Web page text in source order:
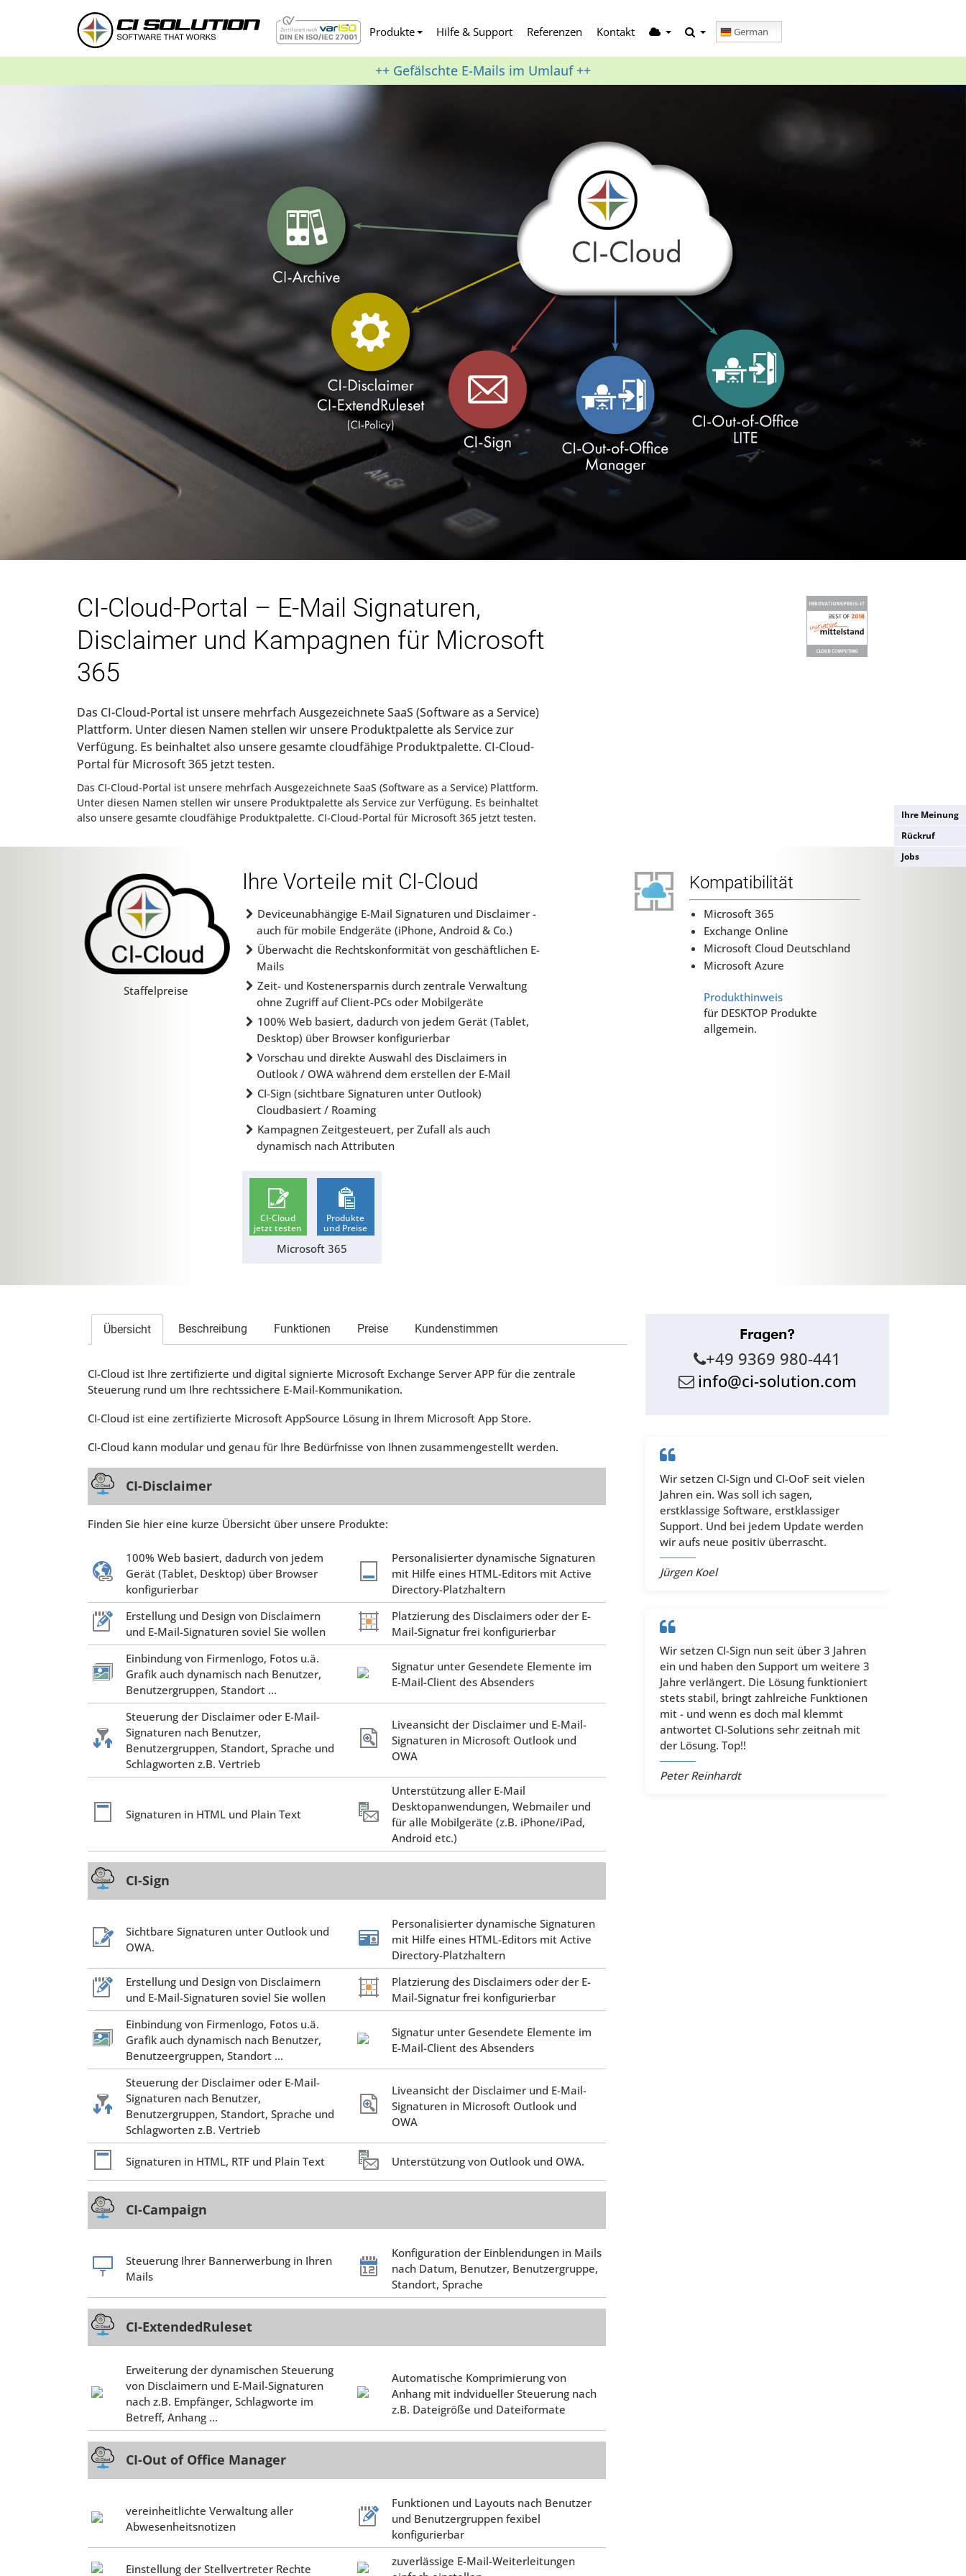
Produkte Hilfe & Support Referenzen Kontakt German
++ Gefälschte E-Mails im Umlauf ++
CI-Cloud-Portal – E-Mail Signaturen,
Disclaimer und Kampagnen für Microsoft
365
Das CI-Cloud-Portal ist unsere mehrfach Ausgezeichnete SaaS (Software as a Service)
Plattform. Unter diesen Namen stellen wir unsere Produktpalette als Service zur
Verfügung. Es beinhaltet also unsere gesamte cloudfähige Produktpalette. CI-Cloud-
Portal für Microsoft 365 jetzt testen.
Das CI-Cloud-Portal ist unsere mehrfach Ausgezeichnete SaaS (Software as a Service) Plattform.
Unter diesen Namen stellen wir unsere Produktpalette als Service zur Verfügung. Es beinhaltet
also unsere gesamte cloudfähige Produktpalette. CI-Cloud-Portal für Microsoft 365 jetzt testen.
Staffelpreise
Ihre Vorteile mit CI-Cloud
Deviceunabhängige E-Mail Signaturen und Disclaimer -
auch für mobile Endgeräte (iPhone, Android & Co.)
Überwacht die Rechtskonformität von geschäftlichen E-
Mails
Zeit- und Kostenersparnis durch zentrale Verwaltung
ohne Zugriff auf Client-PCs oder Mobilgeräte
100% Web basiert, dadurch von jedem Gerät (Tablet,
Desktop) über Browser konfigurierbar
Vorschau und direkte Auswahl des Disclaimers in
Outlook / OWA während dem erstellen der E-Mail
CI-Sign (sichtbare Signaturen unter Outlook)
Cloudbasiert / Roaming
Kampagnen Zeitgesteuert, per Zufall als auch
dynamisch nach Attributen
CI-Cloud
jetzt testen
Produkte
und Preise
Microsoft 365
Kompatibilität
Microsoft 365
Exchange Online
Microsoft Cloud Deutschland
Microsoft Azure
Produkthinweis
für DESKTOP Produkte
allgemein.
Übersicht
Beschreibung Funktionen Preise Kundenstimmen
CI-Cloud ist Ihre zertifizierte und digital signierte Microsoft Exchange Server APP für die zentrale
Steuerung rund um Ihre rechtssichere E-Mail-Kommunikation.
CI-Cloud ist eine zertifizierte Microsoft AppSource Lösung in Ihrem Microsoft App Store.
CI-Cloud kann modular und genau für Ihre Bedürfnisse von Ihnen zusammengestellt werden.
CI-Disclaimer
Finden Sie hier eine kurze Übersicht über unsere Produkte:
100% Web basiert, dadurch von jedem
Gerät (Tablet, Desktop) über Browser
konfigurierbar
Personalisierter dynamische Signaturen
mit Hilfe eines HTML-Editors mit Active
Directory-Platzhaltern
Erstellung und Design von Disclaimern
und E-Mail-Signaturen soviel Sie wollen
Platzierung des Disclaimers oder der E-
Mail-Signatur frei konfigurierbar
Einbindung von Firmenlogo, Fotos u.ä.
Grafik auch dynamisch nach Benutzer,
Benutzergruppen, Standort ...
Signatur unter Gesendete Elemente im
E-Mail-Client des Absenders
Steuerung der Disclaimer oder E-Mail-
Signaturen nach Benutzer,
Benutzergruppen, Standort, Sprache und
Schlagworten z.B. Vertrieb
Liveansicht der Disclaimer und E-Mail-
Signaturen in Microsoft Outlook und
OWA
Signaturen in HTML und Plain Text
Unterstützung aller E-Mail
Desktopanwendungen, Webmailer und
für alle Mobilgeräte (z.B. iPhone/iPad,
Android etc.)
CI-Sign
Sichtbare Signaturen unter Outlook und
OWA.
Personalisierter dynamische Signaturen
mit Hilfe eines HTML-Editors mit Active
Directory-Platzhaltern
Erstellung und Design von Disclaimern
und E-Mail-Signaturen soviel Sie wollen
Platzierung des Disclaimers oder der E-
Mail-Signatur frei konfigurierbar
Einbindung von Firmenlogo, Fotos u.ä.
Grafik auch dynamisch nach Benutzer,
Benutzeergruppen, Standort ...
Signatur unter Gesendete Elemente im
E-Mail-Client des Absenders
Steuerung der Disclaimer oder E-Mail-
Signaturen nach Benutzer,
Benutzergruppen, Standort, Sprache und
Schlagworten z.B. Vertrieb
Liveansicht der Disclaimer und E-Mail-
Signaturen in Microsoft Outlook und
OWA
Signaturen in HTML, RTF und Plain Text Unterstützung von Outlook und OWA.
CI-Campaign
Steuerung Ihrer Bannerwerbung in Ihren
Mails
Konfiguration der Einblendungen in Mails
nach Datum, Benutzer, Benutzergruppe,
Standort, Sprache
CI-ExtendedRuleset
Erweiterung der dynamischen Steuerung
von Disclaimern und E-Mail-Signaturen
nach z.B. Empfänger, Schlagworte im
Betreff, Anhang ...
Automatische Komprimierung von
Anhang mit indvidueller Steuerung nach
z.B. Dateigröße und Dateiformate
CI-Out of Office Manager
vereinheitlichte Verwaltung aller
Abwesenheitsnotizen
Funktionen und Layouts nach Benutzer
und Benutzergruppen fexibel
konfigurierbar
Einstellung der Stellvertreter Rechte
zuverlässige E-Mail-Weiterleitungen
Fragen?
+49 9369 980-441
info@ci-solution.com
Wir setzen CI-Sign und CI-OoF seit vielen
Jahren ein. Was soll ich sagen,
erstklassige Software, erstklassiger
Support. Und bei jedem Update werden
wir aufs neue positiv überrascht.
Jürgen Koel
Wir setzen CI-Sign nun seit über 3 Jahren
ein und haben den Support um weitere 3
Jahre verlängert. Die Lösung funktioniert
stets stabil, bringt zahlreiche Funktionen
mit - und wenn es doch mal klemmt
antwortet CI-Solutions sehr zeitnah mit
der Lösung. Top!!
Peter Reinhardt
Ihre Meinung
Rückruf
Jobs